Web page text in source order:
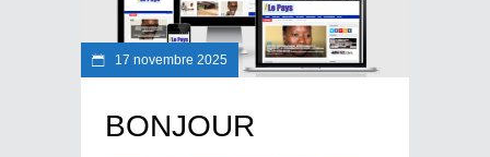
17 novembre 2025
BONJOUR